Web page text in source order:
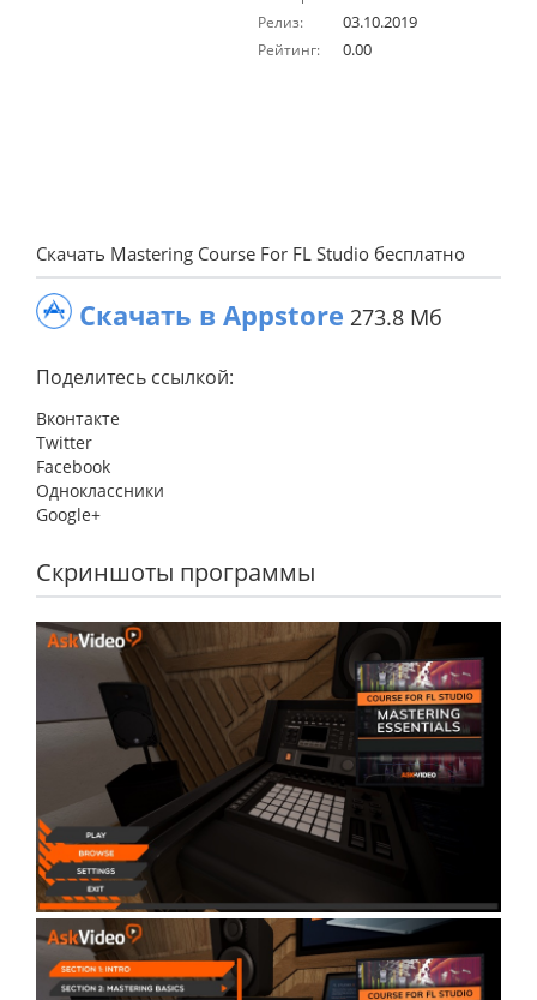
Релиз: 03.10.2019
Рейтинг: 0.00
Скачать Mastering Course For FL Studio бесплатно
Скачать в Appstore 273.8 Мб
Поделитесь ссылкой:
Вконтакте
Twitter
Facebook
Одноклассники
Google+
Скриншоты программы